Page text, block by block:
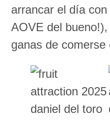
arrancar el día con
AOVE del
ganas de comerse